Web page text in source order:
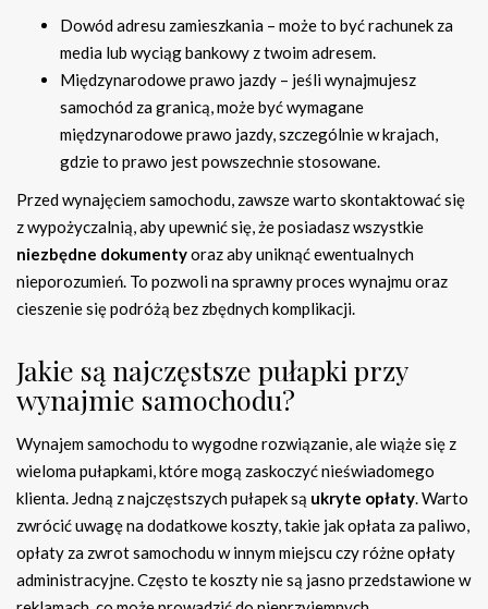
Dowód adresu zamieszkania – może to być rachunek za
media lub wyciąg bankowy z twoim adresem.
Międzynarodowe prawo jazdy – jeśli wynajmujesz
samochód za granicą, może być wymagane
międzynarodowe prawo jazdy, szczególnie w krajach,
gdzie to prawo jest powszechnie stosowane.
Przed wynajęciem samochodu, zawsze warto skontaktować się
z wypożyczalnią, aby upewnić się, że posiadasz wszystkie
niezbędne dokumentyoraz aby uniknąć ewentualnych
nieporozumień. To pozwoli na sprawny proces wynajmu oraz
cieszenie się podróżą bez zbędnych komplikacji.
Jakie są najczęstsze pułapki przy
wynajmie samochodu?
Wynajem samochodu to wygodne rozwiązanie, ale wiąże się z
wieloma pułapkami, które mogą zaskoczyć nieświadomego
klienta. Jedną z najczęstszych pułapek są ukryte opłaty. Warto
zwrócić uwagę na dodatkowe koszty, takie jak opłata za paliwo,
opłaty za zwrot samochodu w innym miejscu czy różne opłaty
administracyjne. Często te koszty nie są jasno przedstawione w